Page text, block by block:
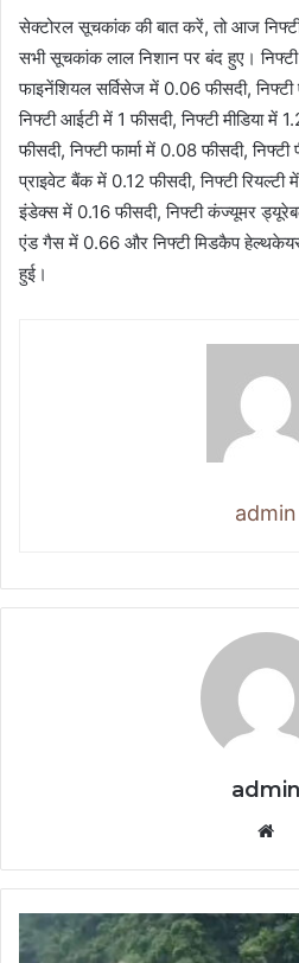
सेक्टोरल सूचकांक की बात करें, तो आज
सभी सूचकांक लाल निशान पर बंद हुए।
फाइनेंशियल सर्विसेज में 0.06 फीसदी,
निफ्टी आईटी में 1 फीसदी, निफ्टी मीडिया
फीसदी, निफ्टी फार्मा में 0.08 फीसदी,
प्राइवेट बैंक में 0.12 फीसदी, निफ्टी
इंडेक्स में 0.16 फीसदी, निफ्टी कंज्यूमर
एंड गैस में 0.66 और निफ्टी मिडकैप हेल्थकेयर
हुई।
admin
admin